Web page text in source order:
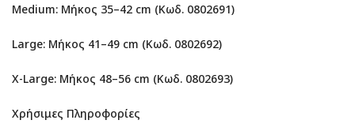
Medium: Μήκος 35–42 cm (Κωδ. 0802691)
Large: Μήκος 41–49 cm (Κωδ. 0802692)
X-Large: Μήκος 48–56 cm (Κωδ. 0802693)
Χρήσιμες Πληροφορίες